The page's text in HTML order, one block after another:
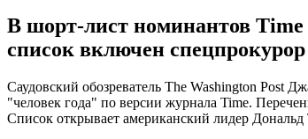
В шорт-лист номинантов
список включен
Саудовский обозреватель The Washington Post
"человек года" по версии журнала Time.
Список открывает американский лидер